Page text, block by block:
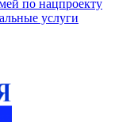
по нацпроекту
услуги